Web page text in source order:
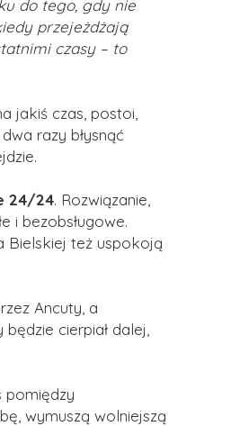
do tego, gdy nie
przejeżdżają
czasy – to
jakiś czas, postoi,
razy błysnąć
24/24. Rozwiązanie,
i bezobsługowe.
Bielskiej też uspokoją
Ancuty, a
cierpiał dalej,
pomiędzy
wymuszą wolniejszą